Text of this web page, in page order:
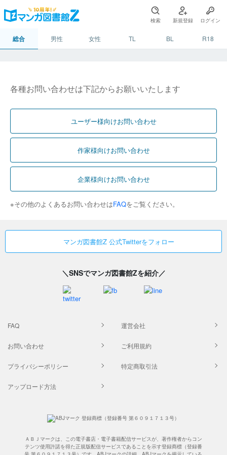
検索 新規登録 ログイン
総合 男性 女性 TL BL R18
各種お問い合わせは下記からお願いいたします
ユーザー様向けお問い合わせ
作家様向けお問い合わせ
企業様向けお問い合わせ
※その他のよくあるお問い合わせはFAQをご覧ください。
マンガ図書館Z 公式Twitterをフォロー
＼SNSでマンガ図書館Zを紹介／
FAQ 運営会社
お問い合わせ ご利用規約
プライバシーポリシー 特定商取引法
アップロード方法
ＡＢＪマークは、この電子書店・電子書籍配信サービスが、著作権者からコン
テンツ使用許諾を得た正規版配信サービスであることを示す登録商標（登録番